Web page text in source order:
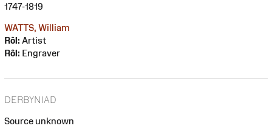
1747-1819
WATTS, William
Rôl: Artist
Rôl: Engraver
DERBYNIAD
Source unknown